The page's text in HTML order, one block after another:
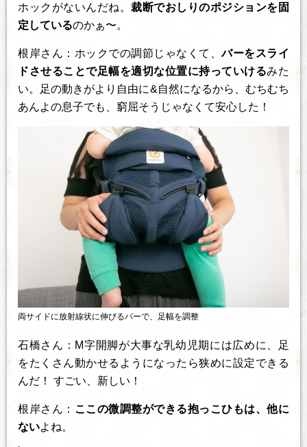
ホックがないんだね。裁断でおしりのポジションを固
定しているのかぁ〜。
根岸さん：ホックでの調節じゃなくて、バーをスライ
ドさせることで足幅を適切な位置に持っていけるみた
い。足の動きがより自由に&自然になるから、むちむち
あんよの息子でも、窮屈そうじゃなくて安心した！
両サイドに放射線状に伸びるバーで、足幅を調整
石橋さん：M字開脚が大事な乳幼児期には広めに、足
をたくさん動かせるようになったら狭めに設定できる
んだ！ すごい、新しい！
根岸さん： ここの微調整ができる抱っこひもは、他に
ないよね。